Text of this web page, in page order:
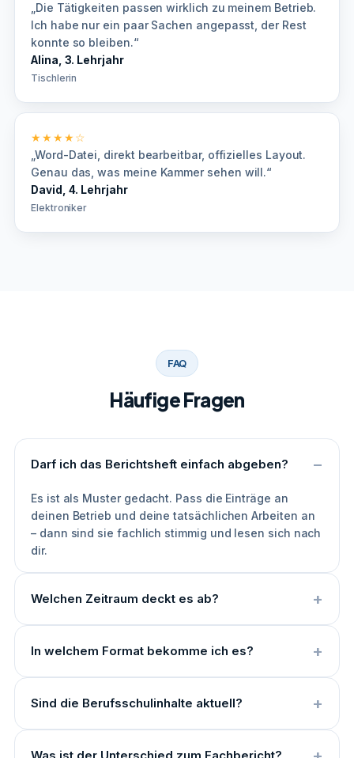
„Die Tätigkeiten passen wirklich zu meinem Betrieb.
Ich habe nur ein paar Sachen angepasst, der Rest
konnte so bleiben.“
Alina, 3. Lehrjahr
Tischlerin
★★★★☆
„Word-Datei, direkt bearbeitbar, offizielles Layout.
Genau das, was meine Kammer sehen will.“
David, 4. Lehrjahr
Elektroniker
FAQ
Häufige Fragen
Darf ich das Berichtsheft einfach abgeben?
Es ist als Muster gedacht. Pass die Einträge an
deinen Betrieb und deine tatsächlichen Arbeiten an
– dann sind sie fachlich stimmig und lesen sich nach
dir.
Welchen Zeitraum deckt es ab?
In welchem Format bekomme ich es?
Sind die Berufsschulinhalte aktuell?